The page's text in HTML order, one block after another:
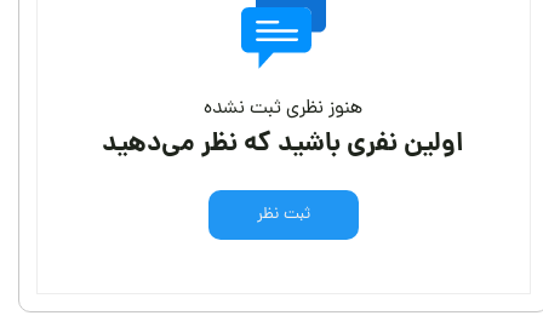
هنوز نظری ثبت نشده
اولین نفری باشید که نظر می‌دهید
ثبت نظر